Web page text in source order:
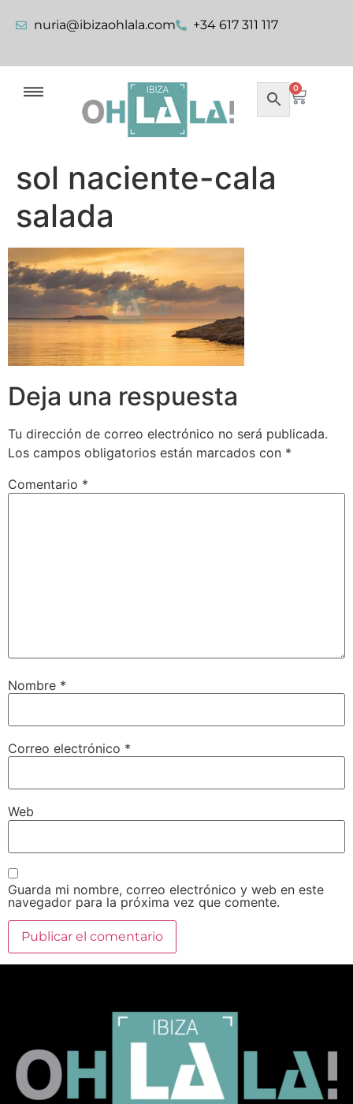
nuria@ibizaohlala.com +34 617 311 117
0
sol naciente-cala
salada
Deja una respuesta
Tu dirección de correo electrónico no será publicada.
Los campos obligatorios están marcados con *
Comentario *
Nombre *
Correo electrónico *
Web
Guarda mi nombre, correo electrónico y web en este
navegador para la próxima vez que comente.